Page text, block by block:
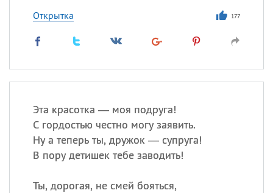
Открытка 177
Эта красотка — моя подруга!
С гордостью честно могу заявить.
Ну а теперь ты, дружок — супруга!
В пору детишек тебе заводить!
Ты, дорогая, не смей бояться,